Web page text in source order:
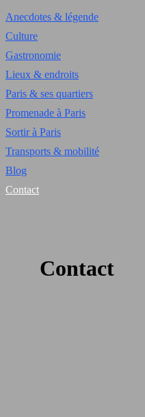
Anecdotes & légende
Culture
Gastronomie
Lieux & endroits
Paris & ses quartiers
Promenade à Paris
Sortir à Paris
Transports & mobilité
Blog
Contact
Contact